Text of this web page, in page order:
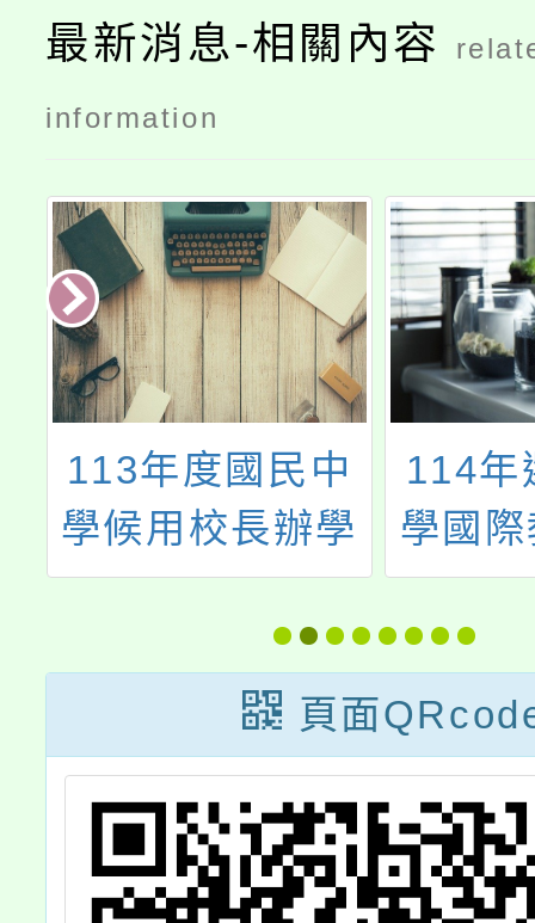
最新消息-相關內容
information
113年度國民中
學候用校長辦學
理念公開說明會
114年
學國
出國
畫」
頁面